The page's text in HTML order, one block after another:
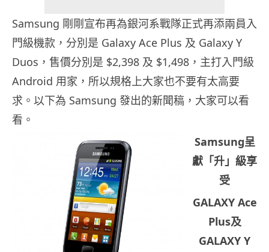
Samsung 剛剛宣布再為銀河系戰隊正式再添兩員入
門級機款，分別是 Galaxy Ace Plus 及 Galaxy Y
Duos，售價分別是 $2,398 及 $1,498，主打入門級
Android 用家，所以規格上大家也不要有太高要
求。以下為 Samsung 發出的新聞稿，大家可以看
看。
Samsung呈
獻「升」級享
受
GALAXY Ace
Plus及
GALAXY Y